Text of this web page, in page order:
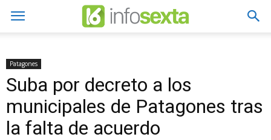
Patagones
Suba por decreto a los
municipales de Patagones tras
la falta de acuerdo